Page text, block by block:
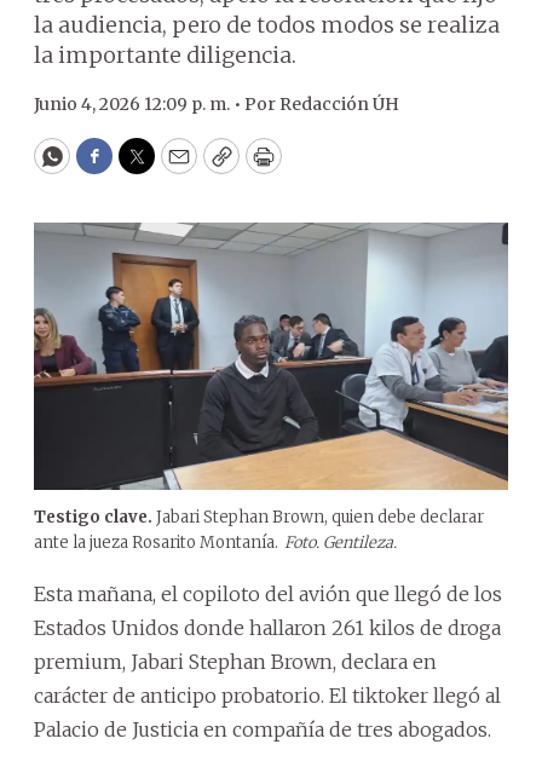
la audiencia, pero de todos modos se realiza
la importante diligencia.
Junio 4, 2026 12:09 p. m. • Por Redacción ÚH
WhatsApp
Facebook
Twitter
EmailCopyPrint
Testigo clave. Jabari Stephan Brown, quien debe declarar
ante la jueza Rosarito Montanía. Foto. Gentileza.
Esta mañana, el copiloto del avión que llegó de los
Estados Unidos donde hallaron 261 kilos de droga
premium, Jabari Stephan Brown, declara en
carácter de anticipo probatorio. El tiktoker llegó al
Palacio de Justicia en compañía de tres abogados.